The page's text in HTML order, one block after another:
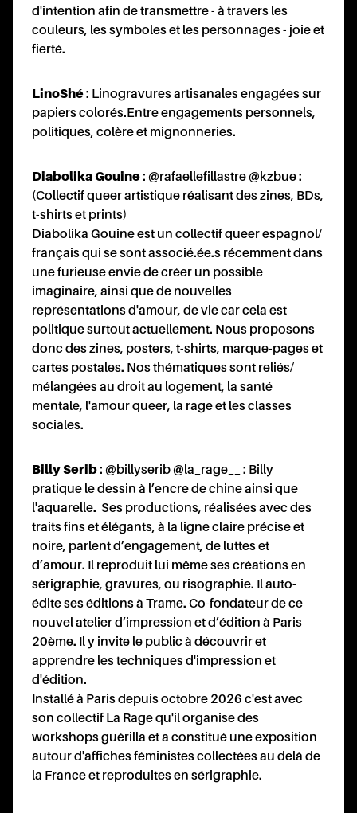
d'intention afin de transmettre - à travers les
couleurs, les symboles et les personnages - joie et
fierté.
LinoShé: Linogravures artisanales engagées sur
papiers colorés.Entre engagements personnels,
politiques, colère et mignonneries.
Diabolika Gouine: @rafaellefillastre@kzbue:
(Collectif queer artistique réalisant des zines, BDs,
t-shirts et prints)
Diabolika Gouine est un collectif queer espagnol/
français qui se sont associé.ée.s récemment dans
une furieuse envie de créer un possible
imaginaire, ainsi que de nouvelles
représentations d'amour, de vie car cela est
politique surtout actuellement. Nous proposons
donc des zines, posters, t-shirts, marque-pages et
cartes postales. Nos thématiques sont reliés/
mélangées au droit au logement, la santé
mentale, l'amour queer, la rage et les classes
sociales.
Billy Serib: @billyserib@la_rage__
: Billy
pratique le dessin à l’encre de chine ainsi que
l'aquarelle. Ses productions, réalisées avec des
traits fins et élégants, à la ligne claire précise et
noire, parlent d’engagement, de luttes et
d’amour. Il reproduit lui même ses créations en
sérigraphie, gravures, ou risographie. Il auto-
édite ses éditions à Trame. Co-fondateur de ce
nouvel atelier d’impression et d’édition à Paris
20ème. Il y invite le public à découvrir et
apprendre les techniques d'impression et
d'édition.
Installé à Paris depuis octobre 2026 c'est avec
son collectif La Rage qu'il organise des
workshops guérilla et a constitué une exposition
autour d'affiches féministes collectées au delà de
la France et reproduites en sérigraphie.